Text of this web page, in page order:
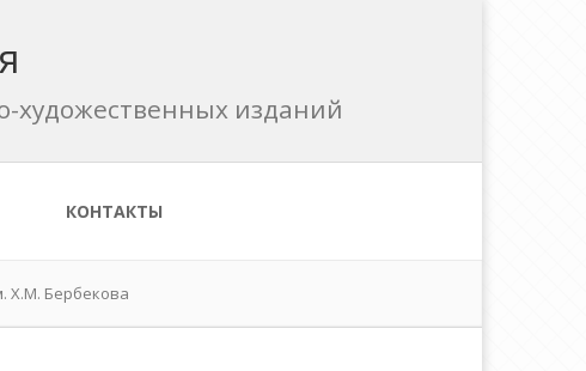
художественных изданий
КОНТАКТЫ
Х.М. Бербекова